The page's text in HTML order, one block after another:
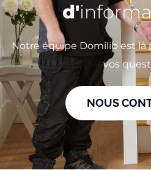
d'
Notre équipe Domilib est
vos
NOUS